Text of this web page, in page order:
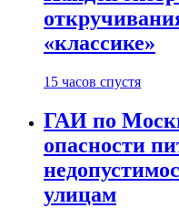
«классике»
15 часов спустя
ГАИ по
опасности
улицам